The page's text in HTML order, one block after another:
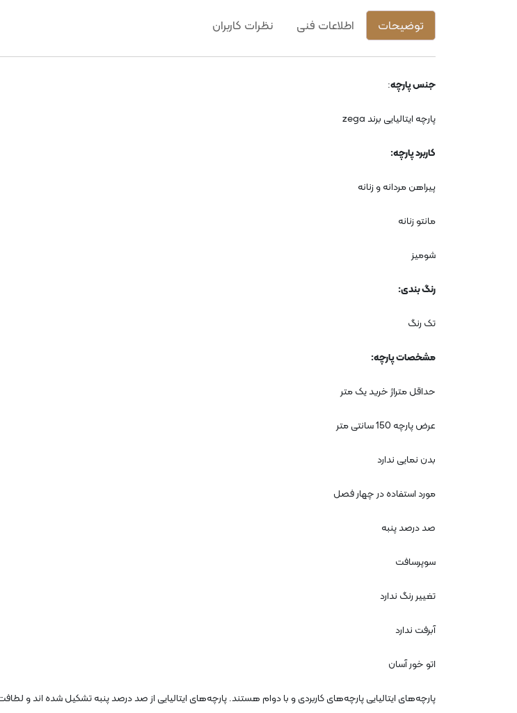
توضیحات اطلاعات فنی نظرات کاربران
جنس پارچه:
پارچه ایتالیایی برندzega
کاربرد پارچه:
پیراهن مردانه و زنانه
مانتو زنانه
شومیز
رنگ بندی:
تک رنگ
مشخصات پارچه:
حداقل متراژ خرید یک متر
عرض پارچه 150 سانتی متر
بدن نمایی ندارد
مورد استفاده در چهار فصل
صد درصد پنبه
سوپرسافت
تغییر رنگ ندارد
آبرفت ندارد
اتو خور آسان
پارچه‌های ایتالیایی پارچه‌های کاربردی و با دوام هستند. پارچه‌های ایتالیایی از صد درصد پنبه تشکیل شده اند